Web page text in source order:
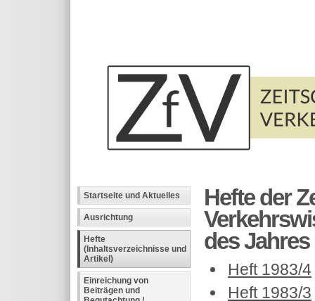
Startseite und Aktuelles
Ausrichtung
Hefte
(Inhaltsverzeichnisse und
Artikel)
Einreichung von
Beiträgen und
Hefte der
des Jahres
Heft 1983/4
Heft 1983/3